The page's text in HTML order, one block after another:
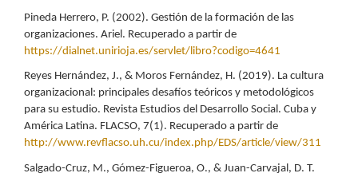
Pineda Herrero, P. (2002). Gestión de la formación de las
organizaciones. Ariel. Recuperado a partir de
https://dialnet.unirioja.es/servlet/libro?codigo=4641
Reyes Hernández, J., & Moros Fernández, H. (2019). La cultura
organizacional: principales desafíos teóricos y metodológicos
para su estudio. Revista Estudios del Desarrollo Social. Cuba y
América Latina. FLACSO, 7(1). Recuperado a partir de
http://www.revflacso.uh.cu/index.php/EDS/article/view/311
Salgado-Cruz, M., Gómez-Figueroa, O., & Juan-Carvajal, D. T.